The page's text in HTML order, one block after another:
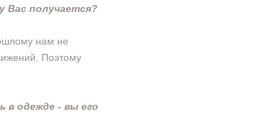
Вас получается?
нам не
Поэтому
в одежде - вы его